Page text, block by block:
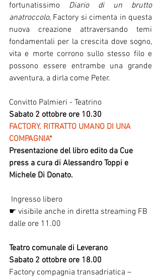
fortunatissimo Diario di un brutto
anatroccolo, Factory si cimenta in questa
nuova creazione attraversando temi
fondamentali per la crescita dove sogno,
vita e morte corrono sullo stesso filo e
possono essere entrambe una grande
avventura, a dirla come Peter.
Convitto Palmieri - Teatrino
Sabato 2 ottobre ore 10.30
FACTORY. RITRATTO UMANO DI UNA
COMPAGNIA*
Presentazione del libro edito da Cue
press a cura di Alessandro Toppi e
Michele Di Donato.
​ Ingresso libero
☛ visibile anche in diretta streaming FB
dalle ore 11.00
Teatro comunale di Leverano
Sabato 2 ottobre ore 18.00
Factory compagnia transadriatica –